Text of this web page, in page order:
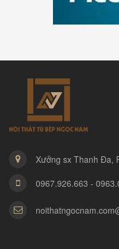
Xưởng sx Thanh Đa,
0967.926.663 -